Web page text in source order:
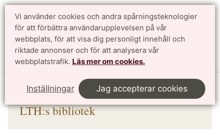
Vi använder cookies och andra spårningsteknologier
för att förbättra användarupplevelsen på vår
webbplats, för att visa dig personligt innehåll och
riktade annonser och för att analysera vår
webbplatstrafik. Läs mer om cookies.
Inställningar Jag accepterar cookies
Sök
Skriva & presentera Skrivhandledning
LTH:s bibliotek